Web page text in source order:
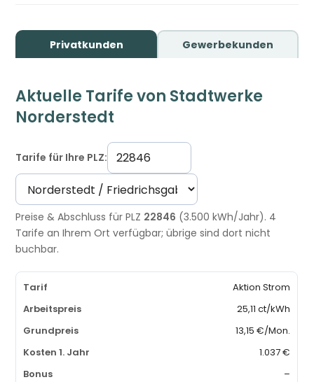
Privatkunden Gewerbekunden
Aktuelle Tarife von Stadtwerke
Norderstedt
Tarife für Ihre PLZ:
Preise & Abschluss für PLZ 22846 (3.500 kWh/Jahr). 4
Tarife an Ihrem Ort verfügbar; übrige sind dort nicht
buchbar.
Aktion Strom
25,11 ct/kWh
13,15 €/Mon.
1.037 €
–